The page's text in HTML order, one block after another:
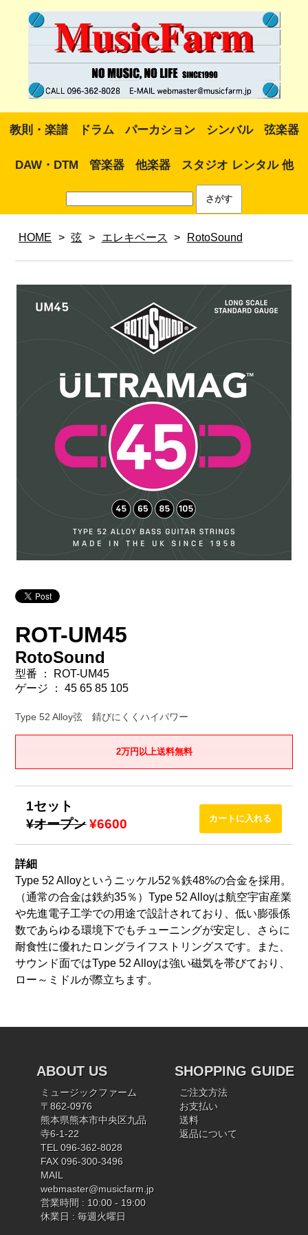
教則・楽譜 ドラム パーカション シンバル 弦楽器
DAW・DTM 管楽器 他楽器 スタジオ レンタル 他
HOME > 弦 > エレキベース > RotoSound
ROT-UM45
RotoSound
型番 ： ROT-UM45
ゲージ ： 45 65 85 105
Type 52 Alloy弦 錆びにくくハイパワー
2万円以上送料無料
1セット
¥オープン ¥6600
詳細
Type 52 Alloyというニッケル52％鉄48%の合金を採用。
（通常の合金は鉄約35％）Type 52 Alloyは航空宇宙産業
や先進電子工学での用途で設計されており、低い膨張係
数であらゆる環境下でもチューニングが安定し、さらに
耐食性に優れたロングライフストリングスです。また、
サウンド面ではType 52 Alloyは強い磁気を帯びており、
ロー～ミドルが際立ちます。
ABOUT US
ミュージックファーム
〒862-0976
熊本県熊本市中央区九品
寺6-1-22
TEL 096-362-8028
FAX 096-300-3496
MAIL
webmaster@musicfarm.jp
営業時間 : 10:00 - 19:00
休業日 : 毎週火曜日
SHOPPING GUIDE
ご注文方法
お支払い
送料
返品について